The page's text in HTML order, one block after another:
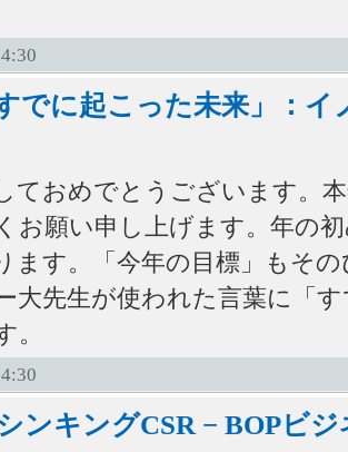
でに起こった未来」：
ておめでとうございます。
お願い申し上げます。年の
ます。「今年の目標」もそ
大先生が使われた言葉に「
。
ンキングCSR − BOPビ